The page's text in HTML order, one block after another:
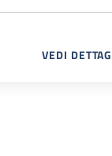
VEDI